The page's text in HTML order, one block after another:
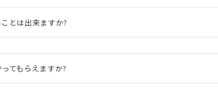
とは出来ますか?
てもらえますか?